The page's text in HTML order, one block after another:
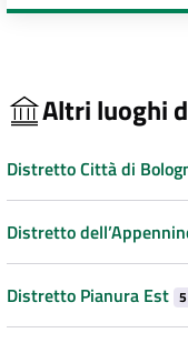
Altri luoghi
Distretto Città di
Distretto
Distretto Pianura Est 5